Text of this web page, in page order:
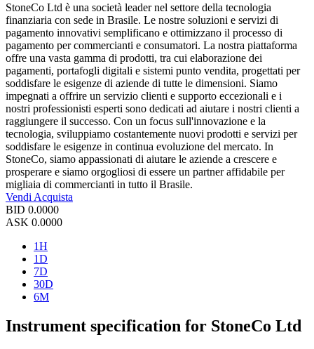
StoneCo Ltd è una società leader nel settore della tecnologia
finanziaria con sede in Brasile. Le nostre soluzioni e servizi di
pagamento innovativi semplificano e ottimizzano il processo di
pagamento per commercianti e consumatori. La nostra piattaforma
offre una vasta gamma di prodotti, tra cui elaborazione dei
pagamenti, portafogli digitali e sistemi punto vendita, progettati per
soddisfare le esigenze di aziende di tutte le dimensioni. Siamo
impegnati a offrire un servizio clienti e supporto eccezionali e i
nostri professionisti esperti sono dedicati ad aiutare i nostri clienti a
raggiungere il successo. Con un focus sull'innovazione e la
tecnologia, sviluppiamo costantemente nuovi prodotti e servizi per
soddisfare le esigenze in continua evoluzione del mercato. In
StoneCo, siamo appassionati di aiutare le aziende a crescere e
prosperare e siamo orgogliosi di essere un partner affidabile per
migliaia di commercianti in tutto il Brasile.
Vendi Acquista
BID 0.0000
ASK 0.0000
1H
1D
7D
30D
6M
Instrument specification for StoneCo Ltd